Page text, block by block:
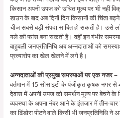
किसान अपनी उपज को उचित मूल्य पर भी नहीं
डाउन के बाद अब दिनों दिन किसानों की चिंता
चीज सबसे बड़ी संपदा साबित हो सकती है। उसे
गले की फांस बना सकती है। वहीं इन गंभीर
बाहुबली जनप्रतिनिधि अब अन्नदाताओं को
प्रत्यारोप का खेल खेलने में लगे है।
अन्नदाताओंं की प्रमुख समस्याओं पर एक नजर –
वर्तमान में 15 सोसाइटी के पंजीकृत कृषक नगर से
देवास में अपनी उपज को समर्थन मूल्य पर बेचने के
व्यवस्था के अपना नंबर आने के इंतजार में तीन-चार
का ढिंडोरा पीटने वाले किसी भी जनप्रतिनिधि